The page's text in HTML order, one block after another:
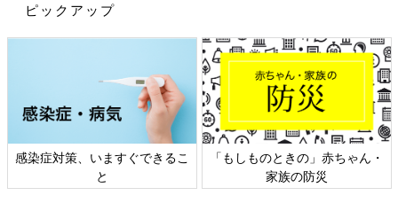
ピックアップ
感染症対策、いますぐできるこ
と
「もしものときの」赤ちゃん・
家族の防災